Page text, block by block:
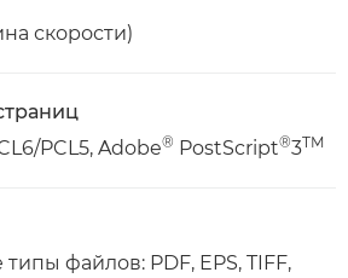
скорости)
PCL5, Adobe® PostScript®3TM
файлов: PDF, EPS, TIFF,